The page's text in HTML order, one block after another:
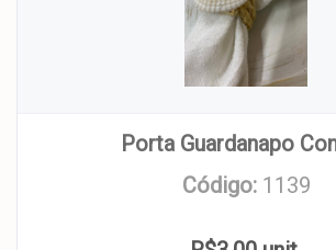
Porta Guardanapo
Código: 1139